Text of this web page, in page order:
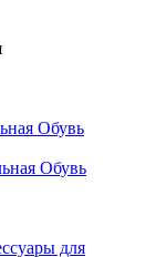
Обувь
Обувь
для